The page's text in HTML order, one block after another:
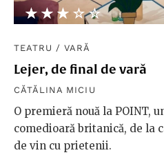
★★★★★
☆☆☆☆☆
TEATRU /VARĂ
Lejer, de final de vară
CĂTĂLINA MICIU
O premieră nouă la POINT,
comedioară britanică, de la
de vin cu prietenii.